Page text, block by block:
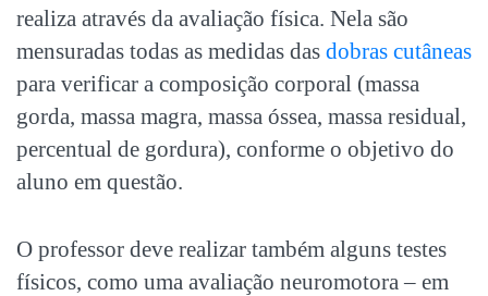
realiza através da avaliação física. Nela são
mensuradas todas as medidas das dobras cutâneas
para verificar a composição corporal (massa
gorda, massa magra, massa óssea, massa residual,
percentual de gordura), conforme o objetivo do
aluno em questão.
O professor deve realizar também alguns testes
físicos, como uma avaliação neuromotora – em